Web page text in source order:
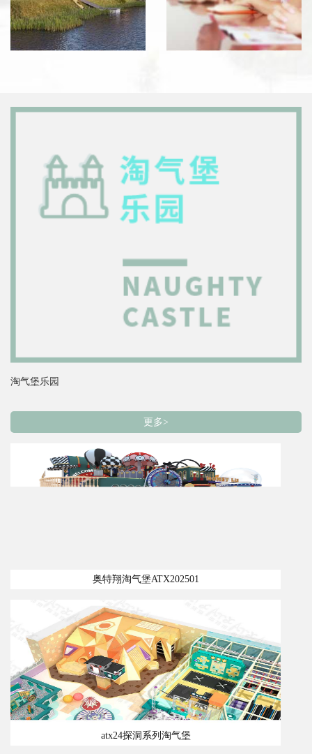
淘气堡乐园
更多>
奥特翔淘气堡ATX202501
atx24探洞系列淘气堡